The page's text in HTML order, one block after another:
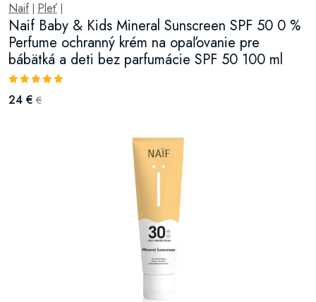
Naif Pleť
Naif Baby & Kids Mineral Sunscreen SPF 50 0 %
Perfume ochranný krém na opaľovanie pre
bábätká a deti bez parfumácie SPF 50 100 ml
24 € €